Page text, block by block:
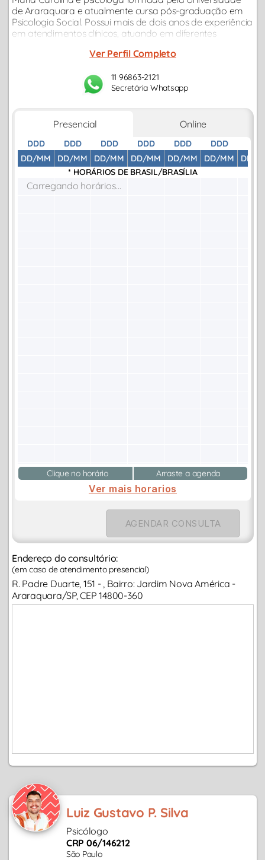
de Araraquara e atualmente cursa pós-graduação em
Psicologia Social. Possui mais de dois anos de experiência
em atendimentos clínicos, atuando em diferentes
Ver Perfil Completo
11 96863-2121
Secretária Whatsapp
Presencial Online
DDD
DD/MM
DDD
DD/MM
DDD
DD/MM
DDD
DD/MM
DDD
DD/MM
DDD
DD/MM
DD/
* HORÁRIOS DE BRASIL/BRASÍLIA
Carregando horários...
Clique no horário Arraste a agenda
Ver mais horarios
AGENDAR CONSULTA
Endereço do consultório:
(em caso de atendimento presencial)
R. Padre Duarte, 151 - , Bairro: Jardim Nova América -
Araraquara/SP, CEP 14800-360
Luiz Gustavo P. Silva
Psicólogo
CRP 06/146212
São Paulo